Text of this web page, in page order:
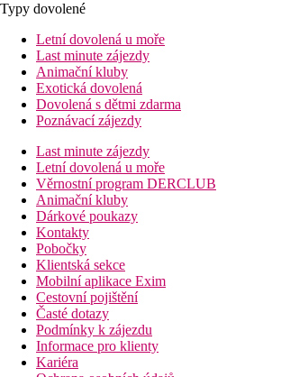
Typy dovolené
Letní dovolená u moře
Last minute zájezdy
Animační kluby
Exotická dovolená
Dovolená s dětmi zdarma
Poznávací zájezdy
Last minute zájezdy
Letní dovolená u moře
Věrnostní program DERCLUB
Animační kluby
Dárkové poukazy
Kontakty
Pobočky
Klientská sekce
Mobilní aplikace Exim
Cestovní pojištění
Časté dotazy
Podmínky k zájezdu
Informace pro klienty
Kariéra